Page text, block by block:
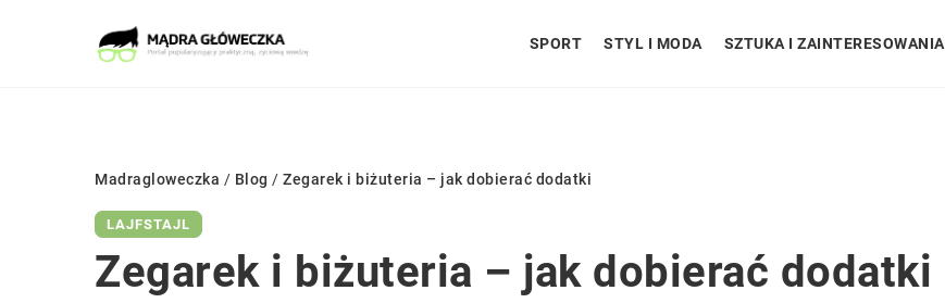
SPORT STYL I MODA SZTUKA I ZAINTERESOWANIA
Madragloweczka / Blog / Zegarek i biżuteria – jak dobierać dodatki
LAJFSTAJL
Zegarek i biżuteria – jak dobierać dodatki